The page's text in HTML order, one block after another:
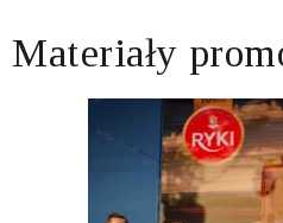
Materiały